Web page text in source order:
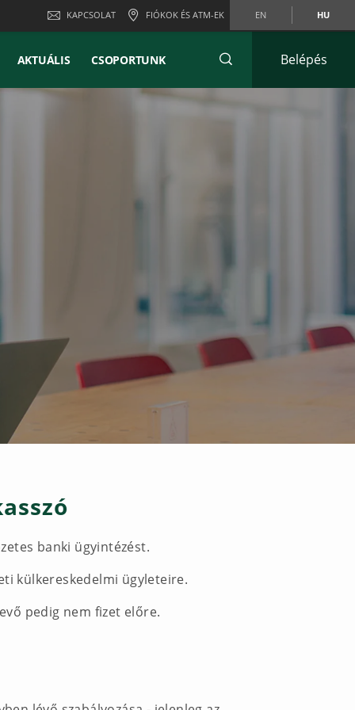
KAPCSOLAT FIÓKOK ÉS ATM-EK EN HU
AKTUÁLIS CSOPORTUNK Belépés
banki ügyintézést.
külkereskedelmi ügyleteire.
pedig nem fizet előre.